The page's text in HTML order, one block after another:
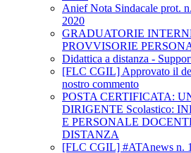
Anief Nota Sindacale prot.
2020
GRADUATORIE
PROVVISORIE
Didattica a distanza -
[FLC CGIL] Approvato il
nostro commento
POSTA CERTIFICATA:
DIRIGENTE Scolastico:
E PERSONALE
DISTANZA
[FLC CGIL] #ATAnews n.